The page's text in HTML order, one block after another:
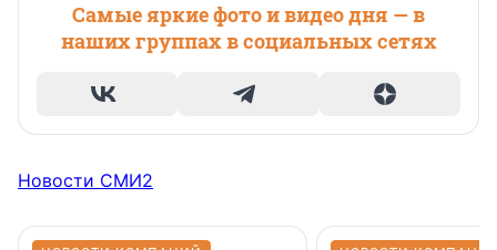
Самые яркие фото и видео дня — в
наших группах в социальных сетях
Новости СМИ2